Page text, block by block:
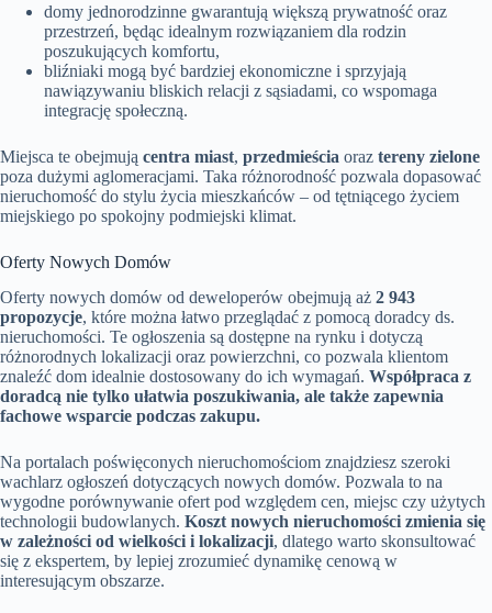
domy jednorodzinne gwarantują większą prywatność oraz
przestrzeń, będąc idealnym rozwiązaniem dla rodzin
poszukujących komfortu,
bliźniaki mogą być bardziej ekonomiczne i sprzyjają
nawiązywaniu bliskich relacji z sąsiadami, co wspomaga
integrację społeczną.
Miejsca te obejmują centra miast, przedmieścia oraz tereny zielone
poza dużymi aglomeracjami. Taka różnorodność pozwala dopasować
nieruchomość do stylu życia mieszkańców – od tętniącego życiem
miejskiego po spokojny podmiejski klimat.
Oferty Nowych Domów
Oferty nowych domów od deweloperów obejmują aż 2 943
propozycje, które można łatwo przeglądać z pomocą doradcy ds.
nieruchomości. Te ogłoszenia są dostępne na rynku i dotyczą
różnorodnych lokalizacji oraz powierzchni, co pozwala klientom
znaleźć dom idealnie dostosowany do ich wymagań. Współpraca z
doradcą nie tylko ułatwia poszukiwania, ale także zapewnia
fachowe wsparcie podczas zakupu.
Na portalach poświęconych nieruchomościom znajdziesz szeroki
wachlarz ogłoszeń dotyczących nowych domów. Pozwala to na
wygodne porównywanie ofert pod względem cen, miejsc czy użytych
technologii budowlanych. Koszt nowych nieruchomości zmienia się
w zależności od wielkości i lokalizacji, dlatego warto skonsultować
się z ekspertem, by lepiej zrozumieć dynamikę cenową w
interesującym obszarze.